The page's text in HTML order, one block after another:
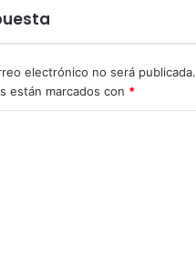
electrónico no será publicada.
están marcados con *